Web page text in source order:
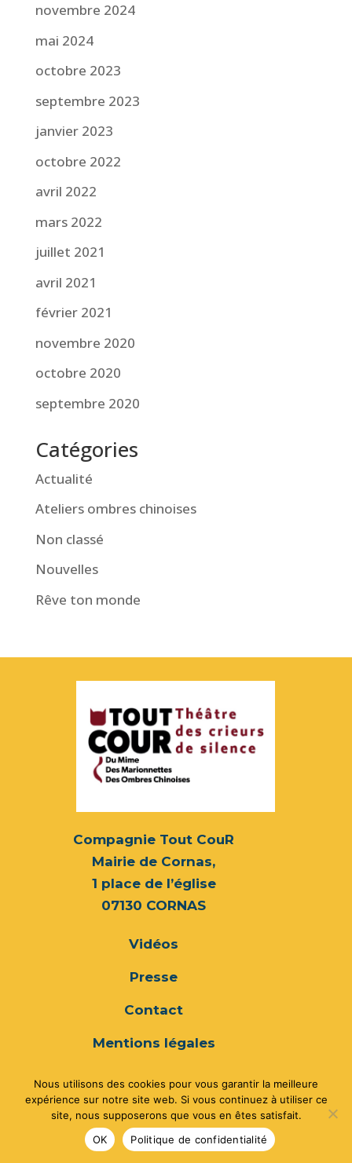
novembre 2024
mai 2024
octobre 2023
septembre 2023
janvier 2023
octobre 2022
avril 2022
mars 2022
juillet 2021
avril 2021
février 2021
novembre 2020
octobre 2020
septembre 2020
Catégories
Actualité
Ateliers ombres chinoises
Non classé
Nouvelles
Rêve ton monde
Compagnie Tout CouR
Mairie de Cornas,
1 place de l’église
07130 CORNAS
Vidéos
Presse
Contact
Mentions légales
Politique de confidentialité
06.70.30.07.03
compagnietoutcour@gmail.com
Nous utilisons des cookies pour vous garantir la meilleure
expérience sur notre site web. Si vous continuez à utiliser ce
site, nous supposerons que vous en êtes satisfait.
OK
Politique de confidentialité